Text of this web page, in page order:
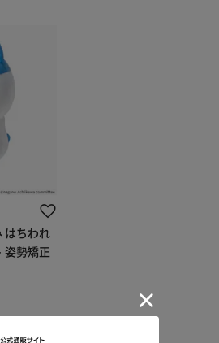
はちわれ
姿勢矯正